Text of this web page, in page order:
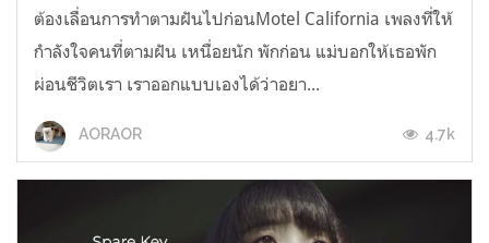
ต้องเลื่อนการทำตามฝันไปก่อนMotel California เพลงที่ให้
กำลังใจคนที่ตามฝัน เหนื่อยนัก พักก่อน แม่บอกให้เธอพัก
ผ่อนชีวิตเรา เราออกแบบเองได้ว่าอยา...
AORAOR 4.7k